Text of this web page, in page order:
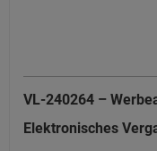
VL-240264 –
Elektronisches